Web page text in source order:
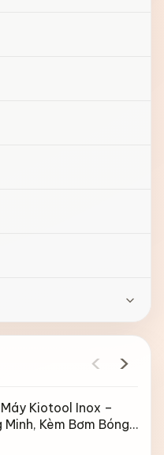
‹ ›
Kiotool Inox –
Kèm Bơm Bóng,